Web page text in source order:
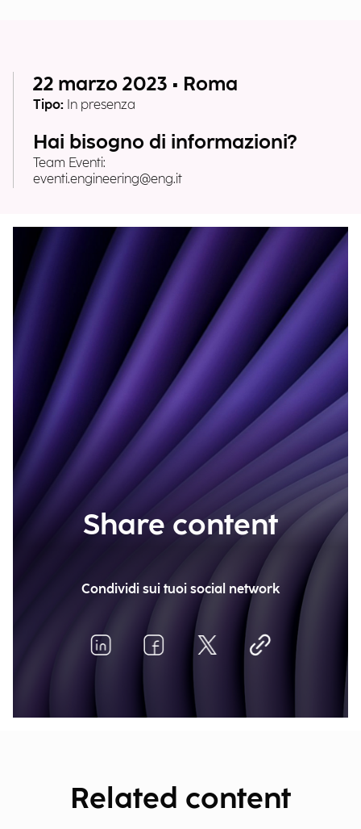
22 marzo 2023 • Roma
Tipo: In presenza
Hai bisogno di informazioni?
Team Eventi:
eventi.engineering@eng.it
Share content
Condividi sui tuoi social network
Related content